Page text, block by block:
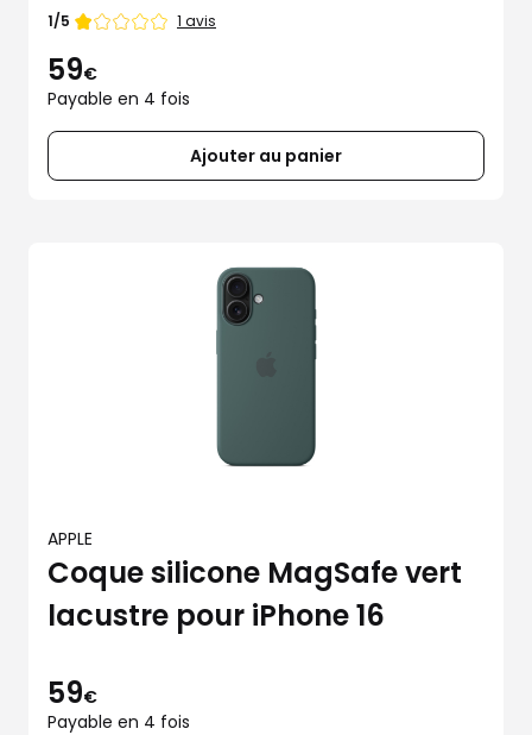
Note
1/5 1 avis
59€
Payable en 4 fois
Ajouter au panier
APPLE
Coque silicone MagSafe vert
lacustre pour iPhone 16
59€
Payable en 4 fois